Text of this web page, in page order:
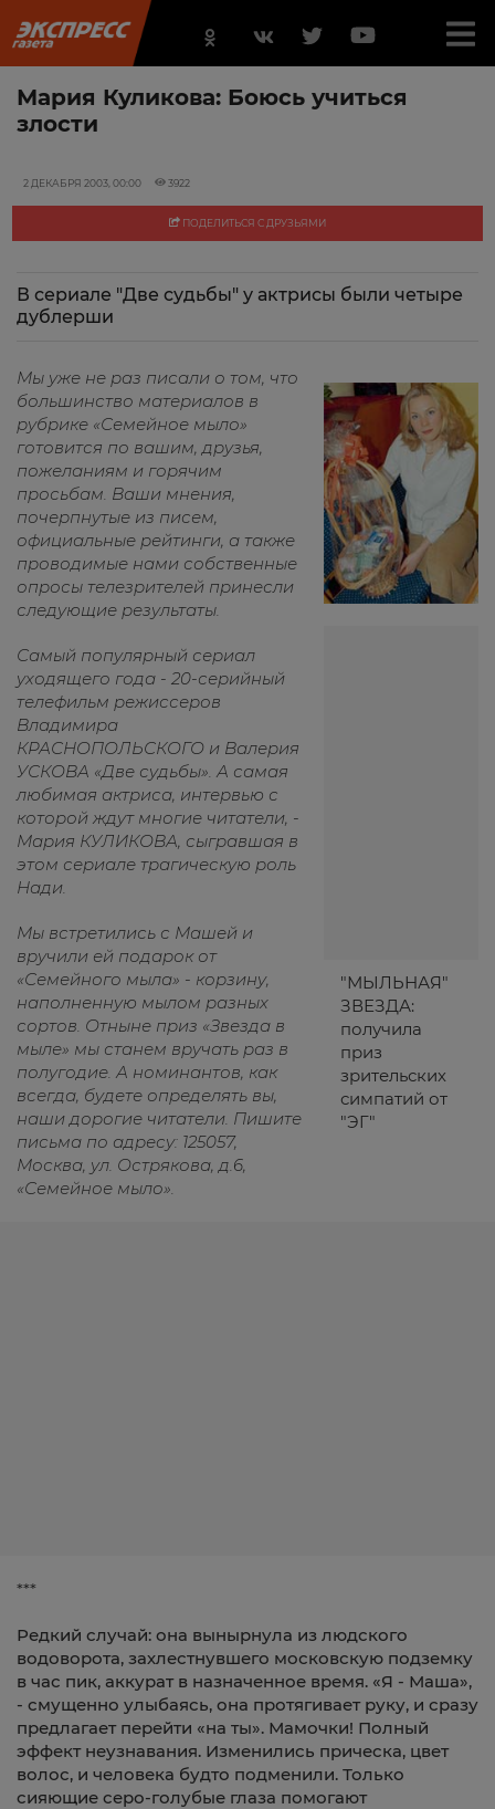
Мария Куликова: Боюсь учиться
злости
2 ДЕКАБРЯ 2003, 00:00 3922
ПОДЕЛИТЬСЯ С ДРУЗЬЯМИ
В сериале "Две судьбы" у актрисы были четыре
дублерши
"МЫЛЬНАЯ"
ЗВЕЗДА:
получила
приз
зрительских
симпатий от
"ЭГ"
Мы уже не раз писали о том, что
большинство материалов в
рубрике «Семейное мыло»
готовится по вашим, друзья,
пожеланиям и горячим
просьбам. Ваши мнения,
почерпнутые из писем,
официальные рейтинги, а также
проводимые нами собственные
опросы телезрителей принесли
следующие результаты.
Самый популярный сериал
уходящего года - 20-серийный
телефильм режиссеров
Владимира
КРАСНОПОЛЬСКОГО и Валерия
УСКОВА «Две судьбы». А самая
любимая актриса, интервью с
которой ждут многие читатели, -
Мария КУЛИКОВА, сыгравшая в
этом сериале трагическую роль
Нади.
Мы встретились с Машей и
вручили ей подарок от
«Семейного мыла» - корзину,
наполненную мылом разных
сортов. Отныне приз «Звезда в
мыле» мы станем вручать раз в
полугодие. А номинантов, как
всегда, будете определять вы,
наши дорогие читатели. Пишите
письма по адресу: 125057,
Москва, ул. Острякова, д.6,
«Семейное мыло».
***
Редкий случай: она вынырнула из людского
водоворота, захлестнувшего московскую подземку
в час пик, аккурат в назначенное время. «Я - Маша»,
- смущенно улыбаясь, она протягивает руку, и сразу
предлагает перейти «на ты». Мамочки! Полный
эффект неузнавания. Изменились прическа, цвет
волос, и человека будто подменили. Только
сияющие серо-голубые глаза помогают